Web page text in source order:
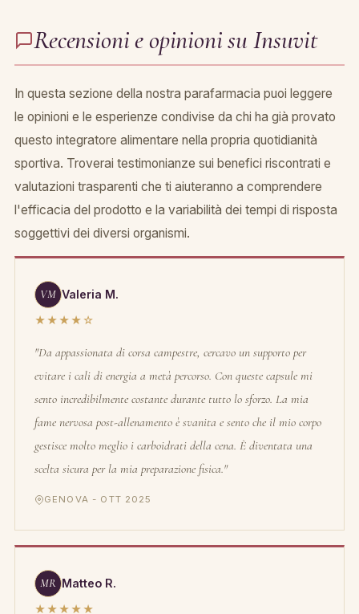
Recensioni e opinioni su Insuvit
In questa sezione della nostra parafarmacia puoi leggere
le opinioni e le esperienze condivise da chi ha già provato
questo integratore alimentare nella propria quotidianità
sportiva. Troverai testimonianze sui benefici riscontrati e
valutazioni trasparenti che ti aiuteranno a comprendere
l'efficacia del prodotto e la variabilità dei tempi di risposta
soggettivi dei diversi organismi.
VM Valeria M.
★★★★☆
"Da appassionata di corsa campestre, cercavo un supporto per
evitare i cali di energia a metà percorso. Con queste capsule mi
sento incredibilmente costante durante tutto lo sforzo. La mia
fame nervosa post-allenamento è svanita e sento che il mio corpo
gestisce molto meglio i carboidrati della cena. È diventata una
scelta sicura per la mia preparazione fisica."
GENOVA - OTT 2025
MR Matteo R.
★★★★★